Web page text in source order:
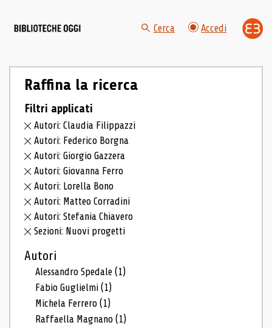
Cerca Accedi
Raffina la ricerca
Filtri applicati
Autori: Claudia Filippazzi
Autori: Federico Borgna
Autori: Giorgio Gazzera
Autori: Giovanna Ferro
Autori: Lorella Bono
Autori: Matteo Corradini
Autori: Stefania Chiavero
Sezioni: Nuovi progetti
Autori
Alessandro Spedale(1)
Fabio Guglielmi(1)
Michela Ferrero(1)
Raffaella Magnano(1)